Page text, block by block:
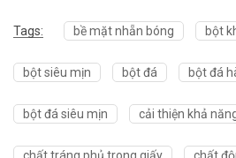
Tags: bề mặt nhẵn bóng bột
bột siêu mịn bột đá bột đá
bột đá siêu mịn cải thiện khả
chất tráng phủ trong giấy chất